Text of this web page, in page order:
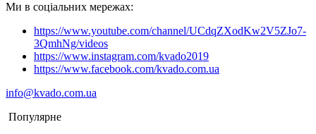
Ми в соціальних мережах:
https://www.youtube.com/channel/UCdqZXodKw2V5ZJo7-
3QmhNg/videos
https://www.instagram.com/kvado2019
https://www.facebook.com/kvado.com.ua
info@kvado.com.ua
Популярне